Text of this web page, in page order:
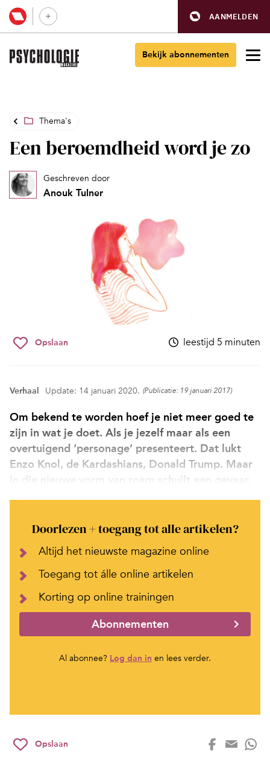
AANMELDEN
Bekijk abonnementen
Thema's
Een beroemdheid word je zo
Geschreven door
Anouk Tulner
Opslaan leestijd 5 minuten
Verhaal Update: 14 januari 2020. (Publicatie: 19 januari 2017)
Om bekend te worden hoef je niet meer goed te
zijn in wat je doet. Als je jezelf maar als een
overtuigend ‘personage’ presenteert. Dat lukt
Enzo Knol, de Kardashians, Donald Trump. Maar
in die nieuwe vorm van roem schuilt een gevaar.
Doorlezen + toegang tot alle artikelen?
Altijd het nieuwste magazine online
Toegang tot álle online artikelen
Korting op online trainingen
Abonnementen
Al abonnee? Log dan in en lees verder.
Opslaan